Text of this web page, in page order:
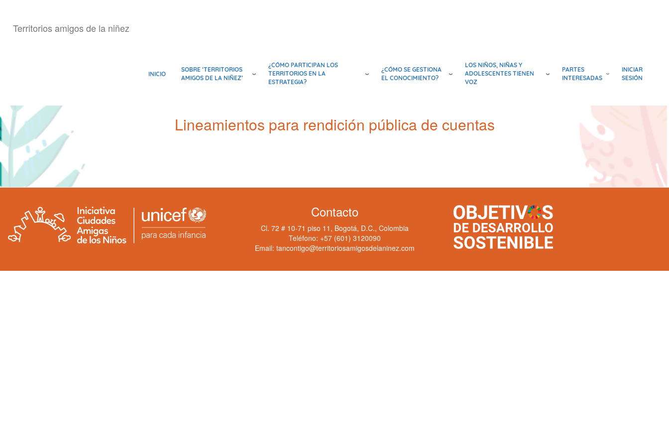
contenido
Territorios amigos de la niñez
INICIO
SOBRE ‘TERRITORIOS
AMIGOS DE LA NIÑEZ’
¿CÓMO PARTICIPAN LOS
TERRITORIOS EN LA
ESTRATEGIA?
¿CÓMO SE GESTIONA
EL CONOCIMIENTO?
LOS NIÑOS, NIÑAS Y
ADOLESCENTES TIENEN
VOZ
PARTES
INTERESADAS
INICIAR
SESIÓN
Lineamientos para rendición pública de cuentas
Contacto
Cl. 72 # 10-71 piso 11, Bogotá, D.C., Colombia
Teléfono: +57 (601) 3120090
Email: tancontigo@territoriosamigosdelaninez.com